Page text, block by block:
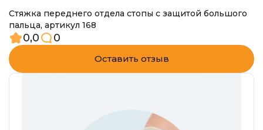
Стяжка переднего отдела стопы с защитой большого
пальца, артикул 168
0,0 0
Оставить отзыв